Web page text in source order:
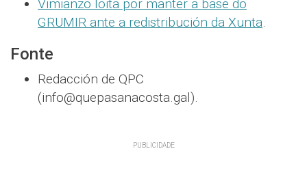
Vimianzo loita por manter a base do
GRUMIR ante a redistribución da Xunta
Fonte
Redacción de QPC
(info@quepasanacosta.gal).